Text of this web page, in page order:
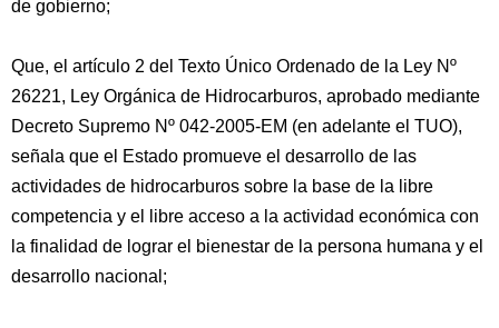
de gobierno;
Que, el artículo 2 del Texto Único Ordenado de la Ley Nº
26221, Ley Orgánica de Hidrocarburos, aprobado mediante
Decreto Supremo Nº 042-2005-EM (en adelante el TUO),
señala que el Estado promueve el desarrollo de las
actividades de hidrocarburos sobre la base de la libre
competencia y el libre acceso a la actividad económica con
la finalidad de lograr el bienestar de la persona humana y el
desarrollo nacional;